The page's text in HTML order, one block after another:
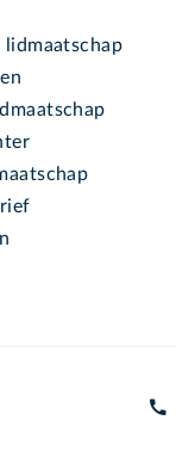
lidmaatschap